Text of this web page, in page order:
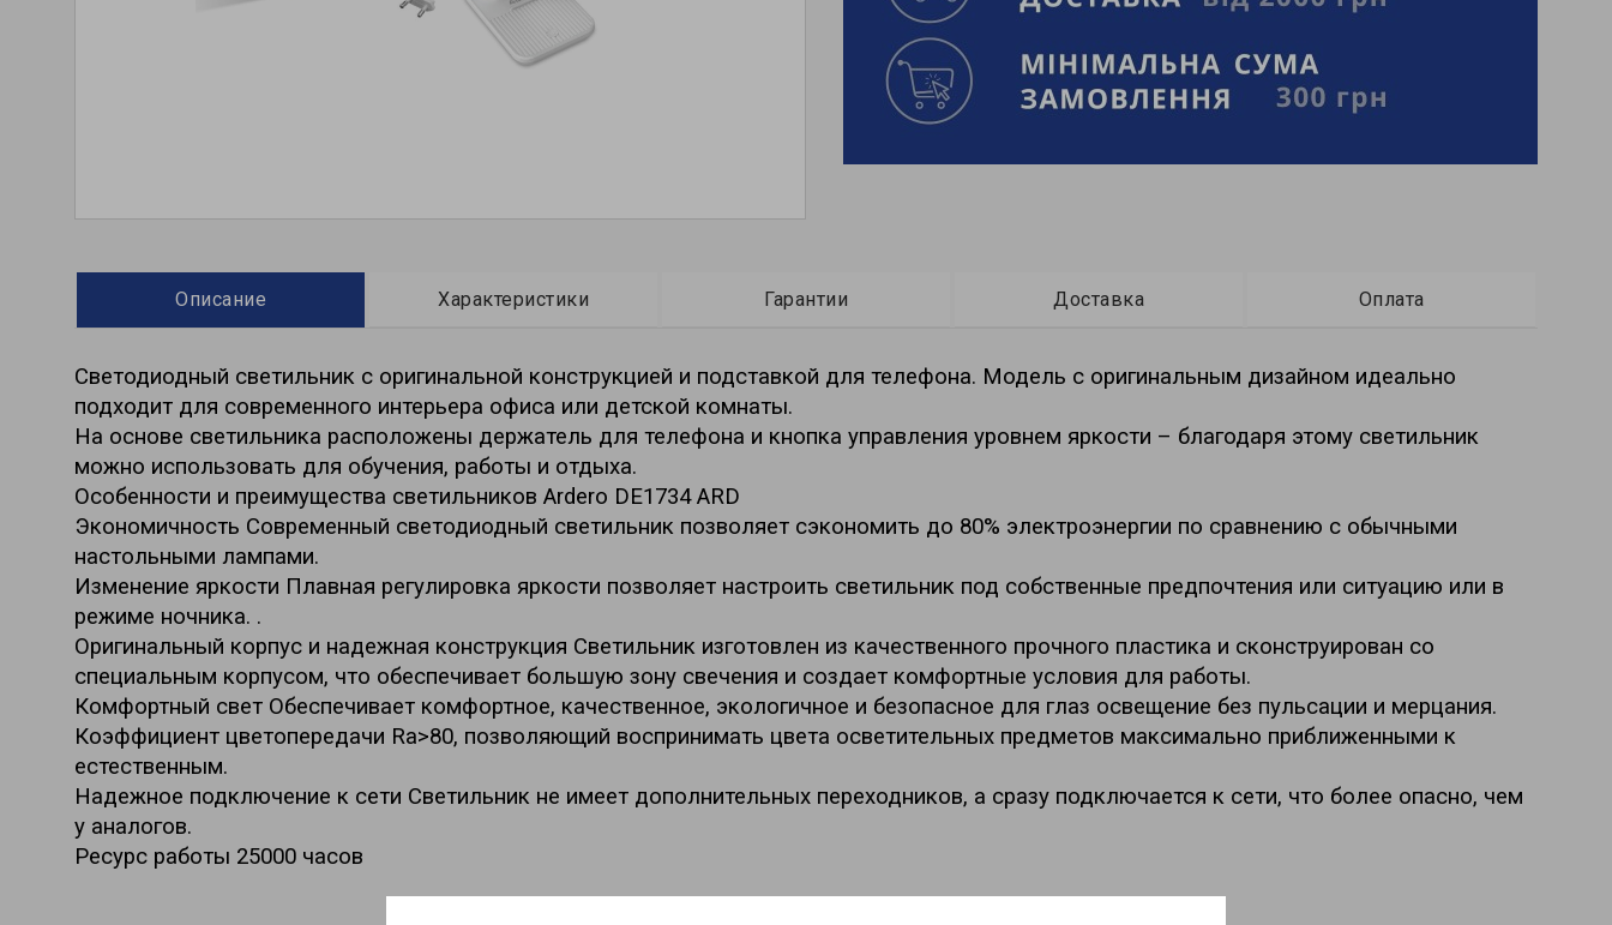
Описание Характеристики Гарантии Доставка Оплата
Светодиодный светильник с оригинальной конструкцией и подставкой для телефона. Модель с оригинальным дизайном идеально
подходит для современного интерьера офиса или детской комнаты.
На основе светильника расположены держатель для телефона и кнопка управления уровнем яркости – благодаря этому светильник
можно использовать для обучения, работы и отдыха.
Особенности и преимущества светильников Ardero DE1734 ARD
Экономичность Современный светодиодный светильник позволяет сэкономить до 80% электроэнергии по сравнению с обычными
настольными лампами.
Изменение яркости Плавная регулировка яркости позволяет настроить светильник под собственные предпочтения или ситуацию или в
режиме ночника. .
Оригинальный корпус и надежная конструкция Светильник изготовлен из качественного прочного пластика и сконструирован со
специальным корпусом, что обеспечивает большую зону свечения и создает комфортные условия для работы.
Комфортный свет Обеспечивает комфортное, качественное, экологичное и безопасное для глаз освещение без пульсации и мерцания.
Коэффициент цветопередачи Ra>80, позволяющий воспринимать цвета осветительных предметов максимально приближенными к
естественным.
Надежное подключение к сети Светильник не имеет дополнительных переходников, а сразу подключается к сети, что более опасно, чем
у аналогов.
Ресурс работы 25000 часов